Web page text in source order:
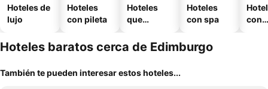
Hoteles de
lujo
Hoteles
con pileta
Hoteles
que
mascotas
Hoteles
con spa
con
Hoteles baratos cerca de Edimburgo
También te pueden interesar estos hoteles...